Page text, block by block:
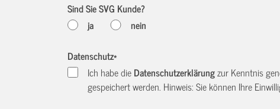
Sind Sie SVG Kunde?
ja
nein
Datenschutz*
Ich habe dieDatenschutzerklärungzur Kenntnis
gespeichert werden. Hinweis: Sie können Ihre